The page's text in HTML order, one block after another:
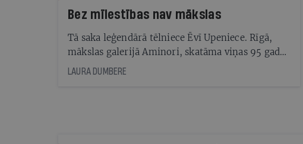
Bez mīlestības nav mākslas
Tā saka leģendārā tēlniece Ēvī Upeniece. Rīgā,
mākslas galerijā Aminori, skatāma viņas 95 gadu
jubilejas izstāde. Radījusi vairāk nekā 100 darbu,
LAURA DUMBERE